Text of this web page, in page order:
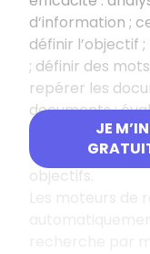
JE
d’information ;
définir l’objectif
; définir des
repérer les
documents ;
qualité des
résultats ;
objectifs.